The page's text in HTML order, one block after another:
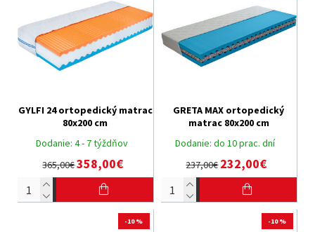
Dodanie: 4 - 7 týždňov
GYLFI 24 ortopedický matrac
80x200 cm
365,00€358,00€
Dodanie: do 10 prac. dní
GRETA MAX ortopedický
matrac 80x200 cm
237,00€232,00€
-10 % -10 %